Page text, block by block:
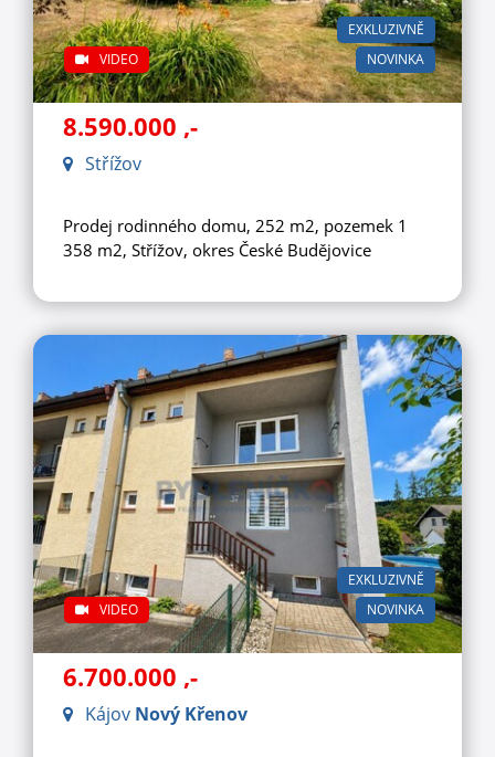
NOVINKA
EXKLUZIVNĚ
VIDEO
8.590.000 ,-
Střížov
Prodej rodinného domu, 252 m2, pozemek 1
358 m2, Střížov, okres České Budějovice
NOVINKA
EXKLUZIVNĚ
VIDEO
6.700.000 ,-
Kájov Nový Křenov